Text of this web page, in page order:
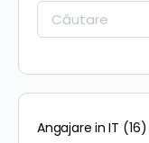
Caută:
Angajare in IT (16)